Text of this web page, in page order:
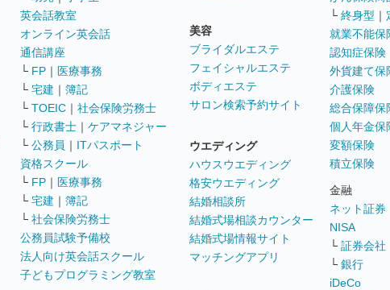
英会話教室
オンライン英会話
通信講座
└ FP ｜ 医療事務
└ 宅建 ｜ 簿記
└ TOEIC ｜ 社会保険労務士
└ 行政書士 ｜ ケアマネジャー
└ 公務員 ｜ ITパスポート
資格スクール
└ FP ｜ 医療事務
└ 宅建 ｜ 簿記
└ 社会保険労務士
公務員試験予備校
法人向け英会話スクール
子どもプログラミング教室
美容
ブライダルエステ
フェイシャルエステ
ボディエステ
サロン検索予約サイト
ウエディング
ハウスウエディング
格安ウエディング
結婚相談所
結婚式場相談カウンター
結婚式場情報サイト
マッチングアプリ
└ 終身型 ｜
就業不能保
認知症保険
外貨建て保
介護保険
総合保障保
個人年金保
変額保険
積立保険
金融
ネット証券
NISA
└ 証券会社
└ 銀行
iDeCo